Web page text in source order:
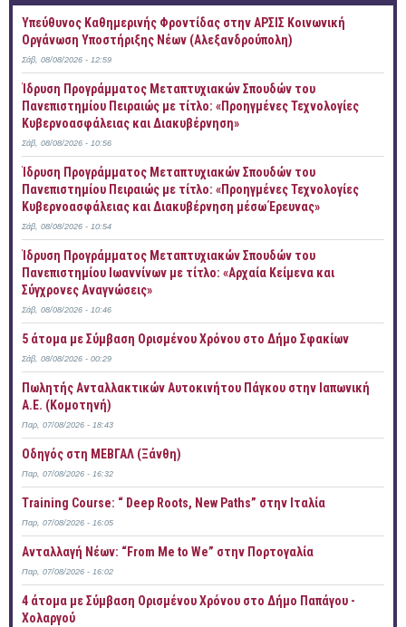
Yπεύθυνος Καθημερινής Φροντίδας στην ΑΡΣΙΣ Κοινωνική
Οργάνωση Υποστήριξης Νέων (Αλεξανδρούπολη)
Σάβ, 08/08/2026 - 12:59
Ίδρυση Προγράμματος Μεταπτυχιακών Σπουδών του
Πανεπιστημίου Πειραιώς με τίτλο: «Προηγμένες Τεχνολογίες
Κυβερνοασφάλειας και Διακυβέρνηση»
Σάβ, 08/08/2026 - 10:56
Ίδρυση Προγράμματος Μεταπτυχιακών Σπουδών του
Πανεπιστημίου Πειραιώς με τίτλο: «Προηγμένες Τεχνολογίες
Κυβερνοασφάλειας και Διακυβέρνηση μέσω Έρευνας»
Σάβ, 08/08/2026 - 10:54
Ίδρυση Προγράμματος Μεταπτυχιακών Σπουδών του
Πανεπιστημίου Ιωαννίνων με τίτλο: «Αρχαία Κείμενα και
Σύγχρονες Αναγνώσεις»
Σάβ, 08/08/2026 - 10:46
5 άτομα με Σύμβαση Ορισμένου Χρόνου στο Δήμο Σφακίων
Σάβ, 08/08/2026 - 00:29
Πωλητής Ανταλλακτικών Αυτοκινήτου Πάγκου στην Ιαπωνική
Α.Ε. (Κομοτηνή)
Παρ, 07/08/2026 - 18:43
Οδηγός στη ΜΕΒΓΑΛ (Ξάνθη)
Παρ, 07/08/2026 - 16:32
Training Course: “ Deep Roots, New Paths” στην Ιταλία
Παρ, 07/08/2026 - 16:05
Ανταλλαγή Νέων: “From Me to We” στην Πορτογαλία
Παρ, 07/08/2026 - 16:02
4 άτομα με Σύμβαση Ορισμένου Χρόνου στο Δήμο Παπάγου -
Χολαργού